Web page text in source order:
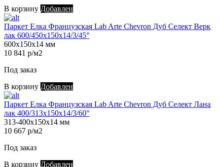
В корзину Добавлен
Паркет Елка Французская Lab Arte Chevron Дуб Селект Верк
лак 600/450х150х14/3/45°
600х150х14 мм
10 841 р/м2
Под заказ
В корзину Добавлен
Паркет Елка Французская Lab Arte Chevron Дуб Селект Лана
лак 400/313х150х14/3/60°
313-400х150х14 мм
10 667 р/м2
Под заказ
В корзину Добавлен